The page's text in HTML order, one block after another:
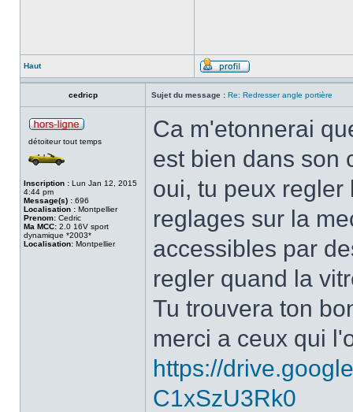
Haut
cedricp Sujet du message : Re: Redresser angle portière
détoiteur tout temps
Inscription : Lun Jan 12, 2015
4:44 pm
Message(s) : 696
Localisation : Montpellier
Prenom: Cedric
Ma MCC: 2.0 16V sport
dynamique *2003*
Localisation: Montpellier
Ca m'etonnerai
est bien dans son
oui, tu peux regler
reglages sur la
accessibles par
regler quand la
Tu trouvera ton
merci a ceux qui
https://
C1xSzU3Rk0